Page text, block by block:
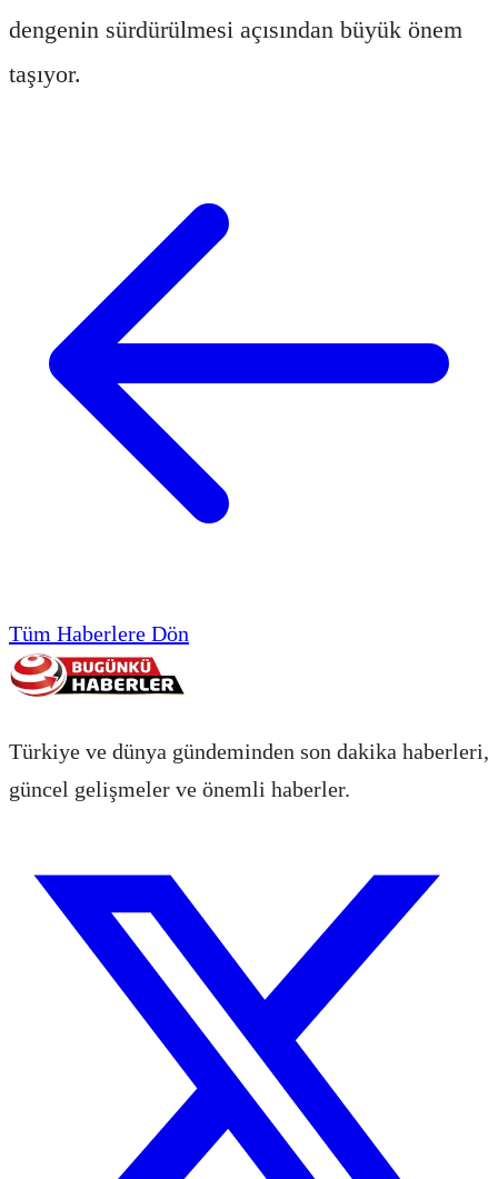
dengenin sürdürülmesi açısından büyük önem
taşıyor.
Tüm Haberlere Dön
Türkiye ve dünya gündeminden son dakika haberleri,
güncel gelişmeler ve önemli haberler.